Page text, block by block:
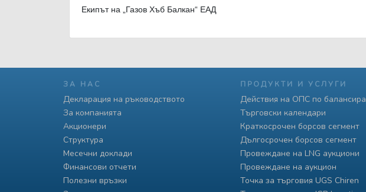
Екипът на „Газов Хъб Балкан“ ЕАД
ЗА НАС
Декларация на ръководството
За компанията
Акционери
Структура
Месечни доклади
Финансови отчети
Полезни връзки
ПРОДУКТИ И УСЛУГИ
Действия на ОПС по
Търговски календари
Краткосрочен борсов сегмент
Дългосрочен борсов сегмент
Провеждане на LNG аукциони
Провеждане на аукцион
Точка за търговия UGS Chiren